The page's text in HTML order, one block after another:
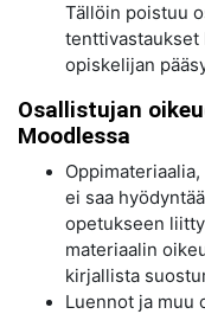
Tällöin poistuu
tenttivastaukset
opiskelijan
Osallistujan
Moodlessa
ei saa
opetukseen
materiaalin
kirjallista
Luennot ja muu